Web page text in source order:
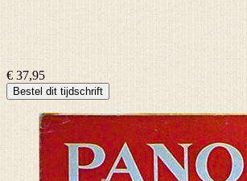
€ 37,95
Bestel dit tijdschrift